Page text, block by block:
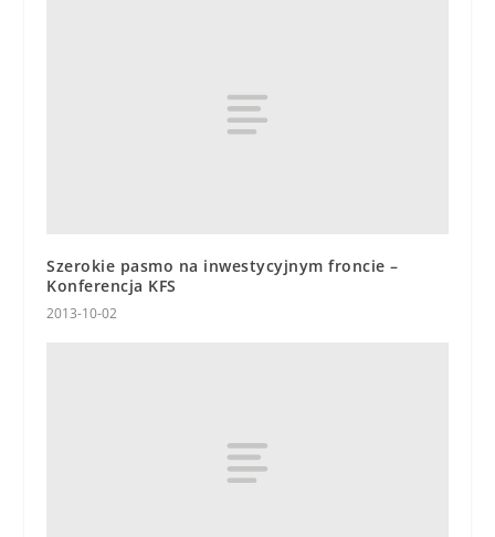
Szerokie pasmo na inwestycyjnym froncie –
Konferencja KFS
2013-10-02